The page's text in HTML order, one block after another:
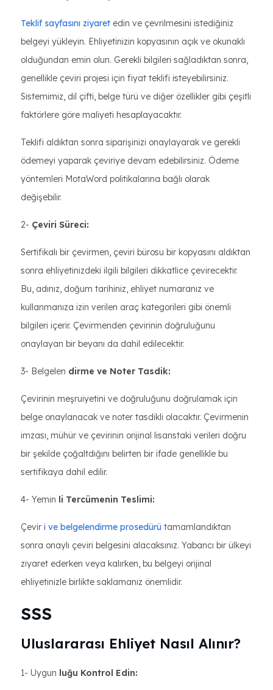
Teklif sayfasını ziyaret edin ve çevrilmesini istediğiniz
belgeyi yükleyin. Ehliyetinizin kopyasının açık ve okunaklı
olduğundan emin olun. Gerekli bilgileri sağladıktan sonra,
genellikle çeviri projesi için fiyat teklifi isteyebilirsiniz.
Sistemimiz, dil çifti, belge türü ve diğer özellikler gibi çeşitli
faktörlere göre maliyeti hesaplayacaktır.
Teklifi aldıktan sonra siparişinizi onaylayarak ve gerekli
ödemeyi yaparak çeviriye devam edebilirsiniz. Ödeme
yöntemleri MotaWord politikalarına bağlı olarak
değişebilir.
2- Çeviri Süreci:
Sertifikalı bir çevirmen, çeviri bürosu bir kopyasını aldıktan
sonra ehliyetinizdeki ilgili bilgileri dikkatlice çevirecektir.
Bu, adınız, doğum tarihiniz, ehliyet numaranız ve
kullanmanıza izin verilen araç kategorileri gibi önemli
bilgileri içerir. Çevirmenden çevirinin doğruluğunu
onaylayan bir beyanı da dahil edilecektir.
3- Belgelen dirme ve Noter Tasdik:
Çevirinin meşruiyetini ve doğruluğunu doğrulamak için
belge onaylanacak ve noter tasdikli olacaktır. Çevirmenin
imzası, mühür ve çevirinin orijinal lisanstaki verileri doğru
bir şekilde çoğaltdığını belirten bir ifade genellikle bu
sertifikaya dahil edilir.
4- Yemin li Tercümenin Teslimi:
Çevir i ve belgelendirme prosedürü tamamlandıktan
sonra onaylı çeviri belgesini alacaksınız. Yabancı bir ülkeyi
ziyaret ederken veya kalırken, bu belgeyi orijinal
ehliyetinizle birlikte saklamanız önemlidir.
SSS
Uluslararası Ehliyet Nasıl Alınır?
1- Uygun luğu Kontrol Edin: